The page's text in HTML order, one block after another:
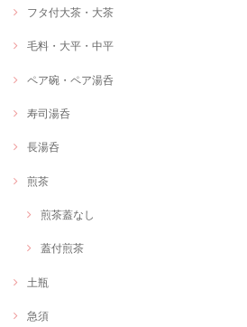
フタ付大茶・大茶
毛料・大平・中平
ペア碗・ペア湯呑
寿司湯呑
長湯呑
煎茶
煎茶蓋なし
蓋付煎茶
土瓶
急須